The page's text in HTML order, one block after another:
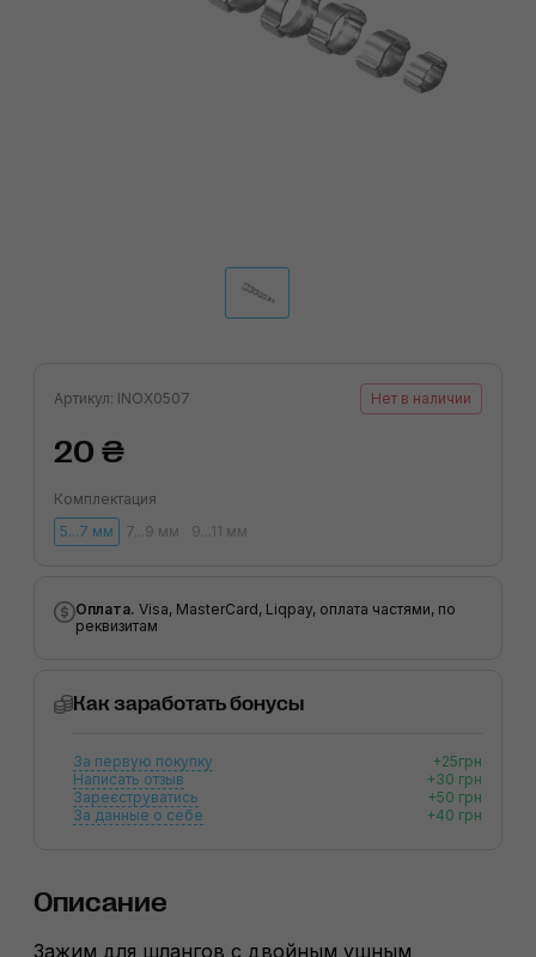
Артикул: INOX0507 Нет в наличии
20 ₴
Комплектация
5...7 мм
7...9 мм 9...11 мм
Оплата. Visa, MasterCard, Liqpay, оплата частями, по
реквизитам
Как заработать бонусы
За первую покупку
+25грн
Написать отзыв
+30 грн
Зареєструватись
+50 грн
За данные о себе
+40 грн
Описание
Зажим для шлангов c двойным ушным